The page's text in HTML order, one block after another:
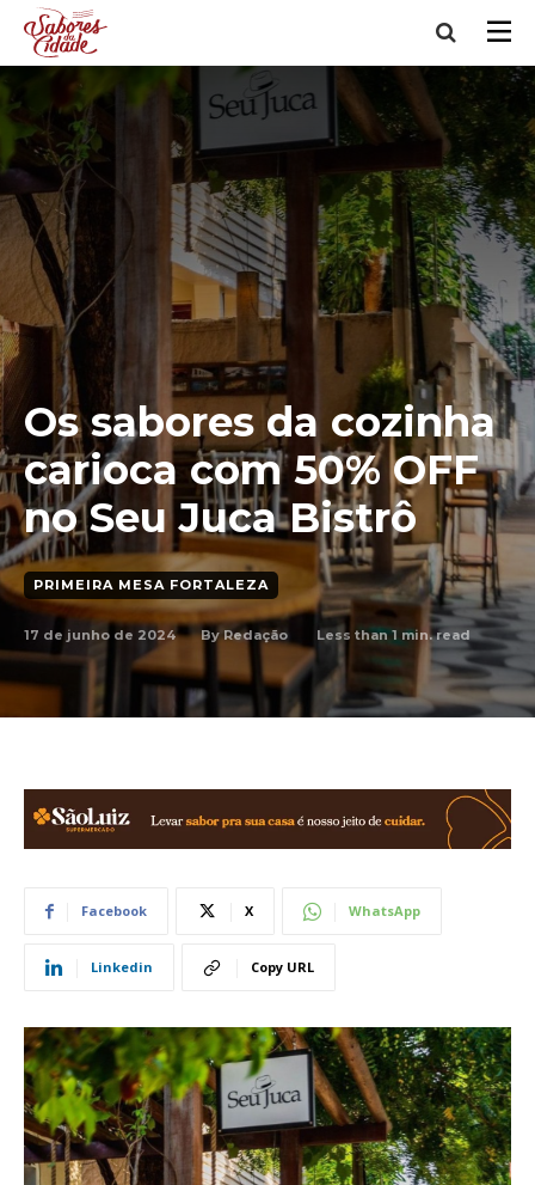
Os sabores da cozinha
carioca com 50% OFF
no Seu Juca Bistrô
PRIMEIRA MESA FORTALEZA
17 de junho de 2024 By Redação Less than 1 min. read
Facebook X WhatsApp
Linkedin Copy URL